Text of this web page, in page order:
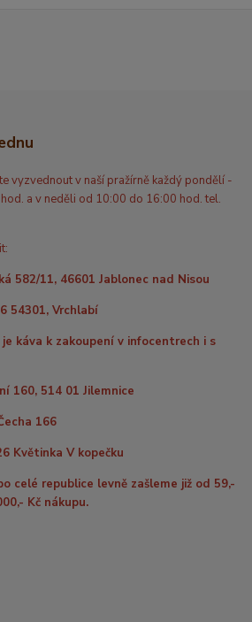
vyzvednout v naší pražírně každý pondělí -
a v neděli od 10:00 do 16:00 hod. tel.
582/11, 46601 Jablonec nad Nisou
54301, Vrchlabí
káva k zakoupení v infocentrech i s
160, 514 01 Jilemnice
166
Květinka V kopečku
celé republice levně zašleme již od 59,-
Kč nákupu.